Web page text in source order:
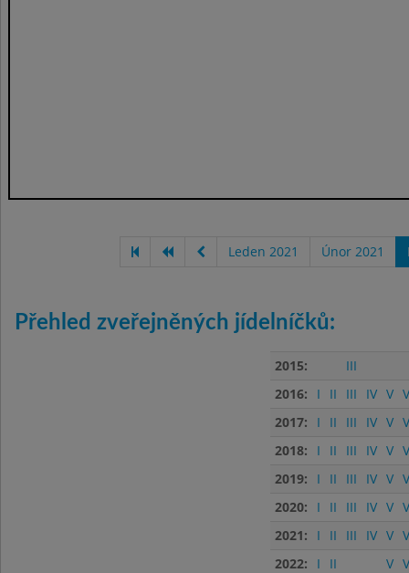
Leden 2021 Únor 2021
Přehled zveřejněných jídelníčků:
2015:
III
2016:
I II III IV V
2017:
I II III IV V
2018:
I II III IV V
2019:
I II III IV V
2020:
I II III IV V
2021:
I II III IV V
2022:
I II V